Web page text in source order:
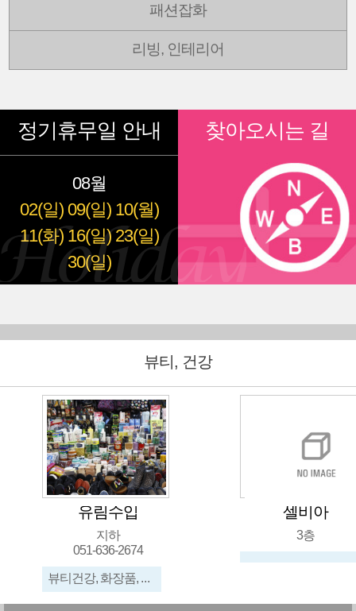
패션잡화
리빙, 인테리어
정기휴무일 안내
08월
02(일) 09(일) 10(월)
11(화) 16(일) 23(일)
30(일)
찾아오시는 길
뷰티, 건강
유림수입
지하
051-636-2674
뷰티건강, 화장품, 신발, 가방, 메리야스, 수입잡화
셀비아
3층